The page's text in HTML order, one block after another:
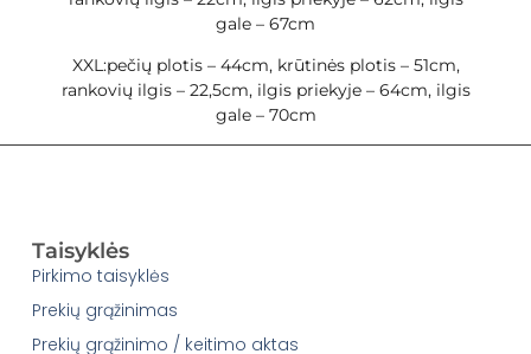
gale – 67cm
XXL:pečių plotis – 44cm, krūtinės plotis – 51cm,
rankovių ilgis – 22,5cm, ilgis priekyje – 64cm, ilgis
gale – 70cm
Taisyklės
Pirkimo taisyklės
Prekių grąžinimas
Prekių grąžinimo / keitimo aktas